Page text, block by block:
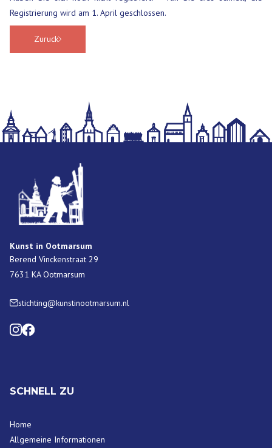
Registrierung wird am 1. April geschlossen.
Zuruck
Kunst in Ootmarsum
Berend Vinckenstraat 29
7631 KA Ootmarsum
stichting@kunstinootmarsum.nl
SCHNELL ZU
Home
Allgemeine Informationen